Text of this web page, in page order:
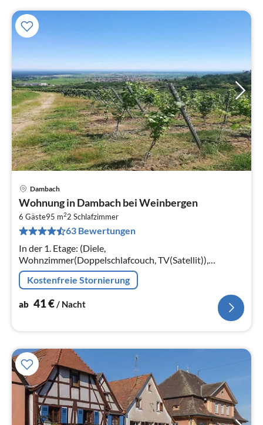
Dambach
Wohnung in Dambach bei Weinbergen
6 Gäste95 m22 Schlafzimmer
63 Bewertungen
In der 1. Etage: (Diele,
Wohnzimmer(Doppelschlafcouch, TV(Satellit)),
Küche(Esstisch, Toaster, Kochherd, Kaffeemaschine,
Backofen, Mikrowelle, Kühl-/Gefrierkombination)
Kostenfreie Stornierung
ab 41€/ Nacht